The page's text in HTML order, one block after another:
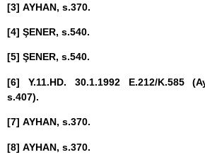
[3] AYHAN, s.370.
[4] ŞENER, s.540.
[5] ŞENER, s.540.
[6] Y.11.HD. 30.1.1992 E.212/K.585
s.407).
[7] AYHAN, s.370.
[8] AYHAN, s.370.